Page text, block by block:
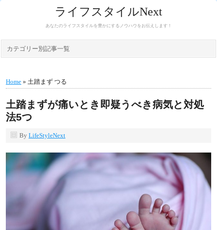
ライフスタイルNext
あなたのライフスタイルを豊かにするノウハウをお伝えします！
カテゴリー別記事一覧
Home » 土踏まず つる
土踏まずが痛いとき即疑うべき病気と対処
法5つ
By LifeStyleNext